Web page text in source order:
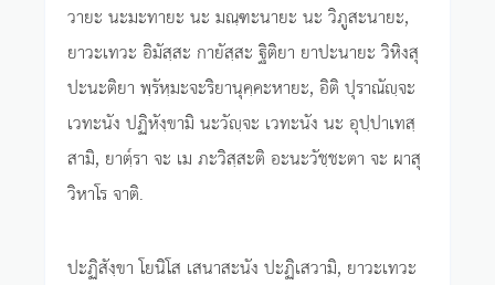
วายะ นะมะทายะ นะ มณฺฑะนายะ นะ วิภูสะนายะ,
ยาวะเทวะ อิมัสฺสะ กายัสฺสะ ฐิติยา ยาปะนายะ วิหิงสุ
ปะนะติยา พฺรัหฺมะจะริยานุคฺคะหายะ, อิติ ปุราณัญฺจะ
เวทะนัง ปฏิหังฺขามิ นะวัญฺจะ เวทะนัง นะ อุปฺปาเทสฺ
สามิ, ยาตฺ๎รา จะ เม ภะวิสฺสะติ อะนะวัชฺชะตา จะ ผาสุ
วิหาโร จาติ.
ปะฏิสังฺขา โยนิโส เสนาสะนัง ปะฏิเสวามิ, ยาวะเทวะ